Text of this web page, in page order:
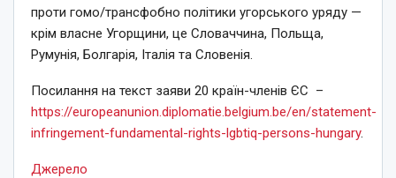
проти гомо/трансфобно політики угорського уряду —
крім власне Угорщини, це Словаччина, Польща,
Румунія, Болгарія, Італія та Словенія.
Посилання на текст заяви 20 країн-членів ЄС –
https://europeanunion.diplomatie.belgium.be/en/statement-
infringement-fundamental-rights-lgbtiq-persons-hungary.
Джерело